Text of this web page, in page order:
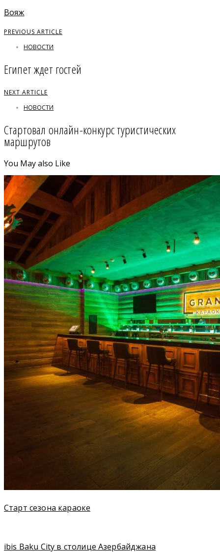
Вояж
PREVIOUS ARTICLE
НОВОСТИ
Египет ждет гостей
NEXT ARTICLE
НОВОСТИ
Стартовал онлайн-конкурс туристических
маршрутов
You May also Like
Старт сезона караоке
ibis Baku City в столице Азербайджана